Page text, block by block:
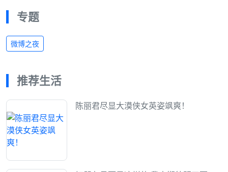
专题
微博之夜
推荐生活
陈丽君尽显大漠侠女英姿飒爽！